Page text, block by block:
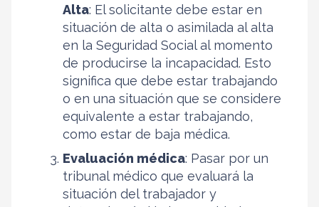
Alta: El solicitante debe estar en
situación de alta o asimilada al alta
en la Seguridad Social al momento
de producirse la incapacidad. Esto
significa que debe estar trabajando
o en una situación que se considere
equivalente a estar trabajando,
como estar de baja médica.
Evaluación médica: Pasar por un
tribunal médico que evaluará la
situación del trabajador y